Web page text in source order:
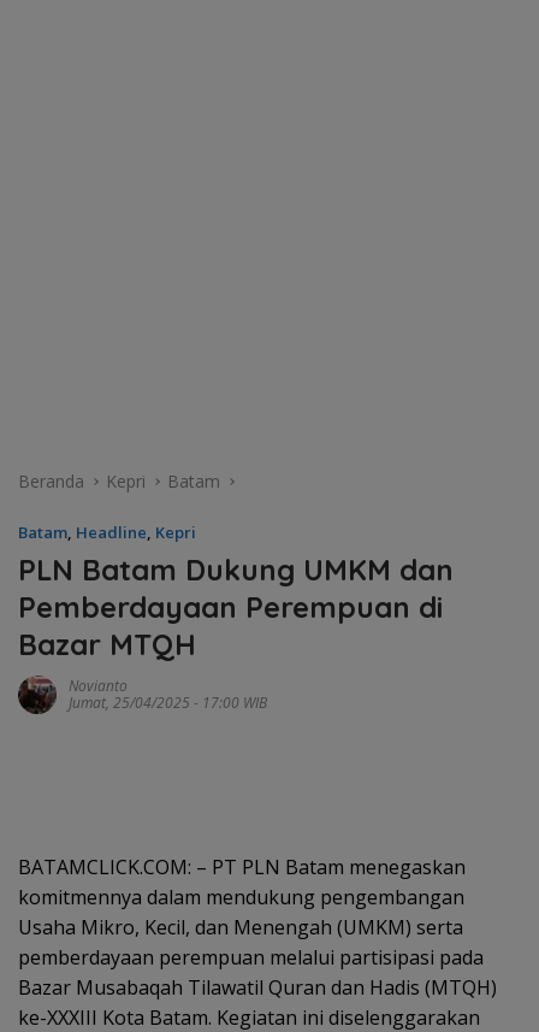
Beranda Kepri Batam
Batam, Headline, Kepri
PLN Batam Dukung UMKM dan
Pemberdayaan Perempuan di
Bazar MTQH
Novianto
Jumat, 25/04/2025 - 17:00 WIB
BATAMCLICK.COM: – PT PLN Batam menegaskan
komitmennya dalam mendukung pengembangan
Usaha Mikro, Kecil, dan Menengah (UMKM) serta
pemberdayaan perempuan melalui partisipasi pada
Bazar Musabaqah Tilawatil Quran dan Hadis (MTQH)
ke-XXXIII Kota Batam. Kegiatan ini diselenggarakan